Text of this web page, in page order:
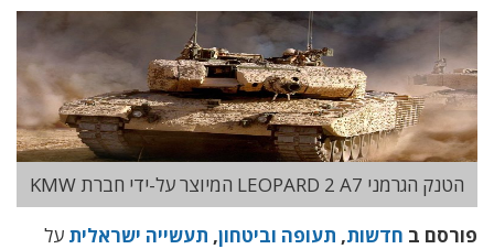
הטנק הגרמני LEOPARD 2 A7 המיוצר על-ידי חברת KMW
פורסם ב חדשות, תעופה וביטחון, תעשייה ישראלית על